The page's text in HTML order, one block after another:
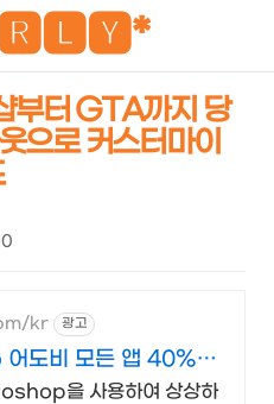
부터 GTA까지 당
으로 커스터마이
kr 광고
도비 모든 앱 40%
을 사용하여 상상하